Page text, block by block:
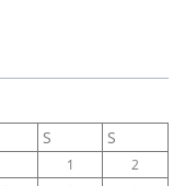
S S
1
2